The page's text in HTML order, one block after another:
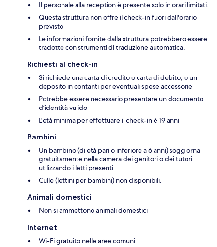
Il personale alla reception è presente solo in orari limitati.
Questa struttura non offre il check-in fuori dall'orario
previsto
Le informazioni fornite dalla struttura potrebbero essere
tradotte con strumenti di traduzione automatica.
Richiesti al check-in
Si richiede una carta di credito o carta di debito, o un
deposito in contanti per eventuali spese accessorie
Potrebbe essere necessario presentare un documento
d’identità valido
L'età minima per effettuare il check-in è 19 anni
Bambini
Un bambino (di età pari o inferiore a 6 anni) soggiorna
gratuitamente nella camera dei genitori o dei tutori
utilizzando i letti presenti
Culle (lettini per bambini) non disponibili.
Animali domestici
Non si ammettono animali domestici
Internet
Wi-Fi gratuito nelle aree comuni